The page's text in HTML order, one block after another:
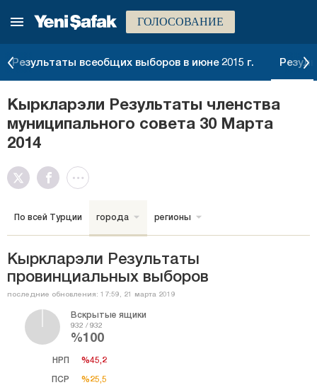
ГОЛОСОВАНИЕ
Результаты всеобщих выборов в июне 2015 г.
Кыркларэли Результаты членства
муниципального совета 30 Марта
2014
По всей Турции города регионы
Кыркларэли Результаты
провинциальных выборов
последние обновления: 17:59, 21 марта 2019
Вскрытые ящики
932 / 932
%100
НРП
ПСР
%45,2
%25,5
%45,2
%25,5